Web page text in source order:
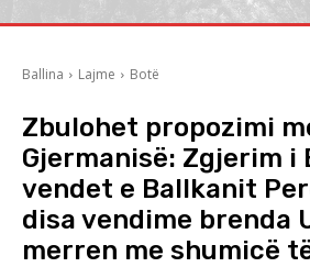
Ballina Lajme Botë
Zbulohet propozimi
Gjermanisë: Zgjerim i
vendet e Ballkanit
disa vendime brenda
merren me shumicë